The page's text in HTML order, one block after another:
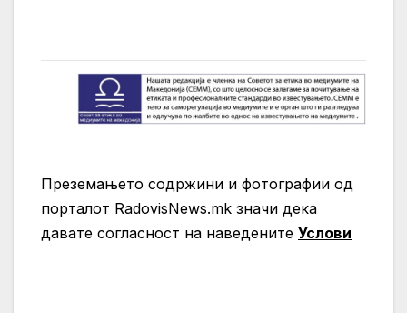
Преземањето содржини и фотографии од
порталот RadovisNews.mk значи дека
давате согласност на нaведените Услови